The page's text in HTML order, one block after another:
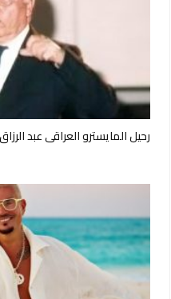
رحيل المايسترو العراقي عبد